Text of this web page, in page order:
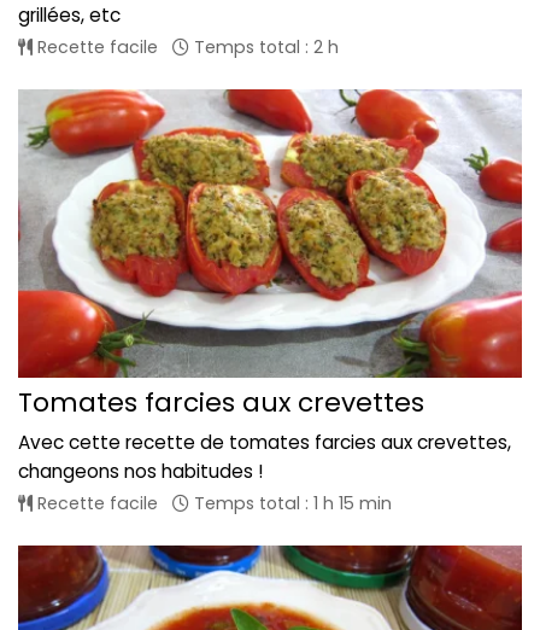
grillées, etc
Recette facile Temps total : 2 h
Tomates farcies aux crevettes
Avec cette recette de tomates farcies aux crevettes,
changeons nos habitudes !
Recette facile Temps total : 1 h 15 min